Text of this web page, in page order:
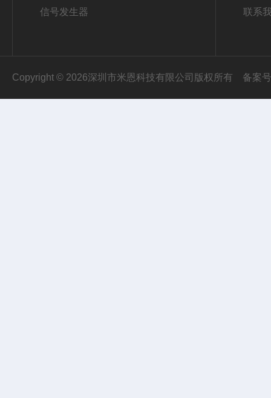
信号发生器 联系
Copyright © 2026深圳市米恩科技有限公司版权所有 备案